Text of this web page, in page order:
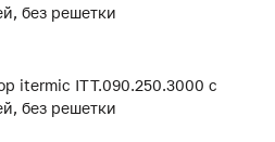
без решетки
itermic ITT.090.250.3000 с
без решетки